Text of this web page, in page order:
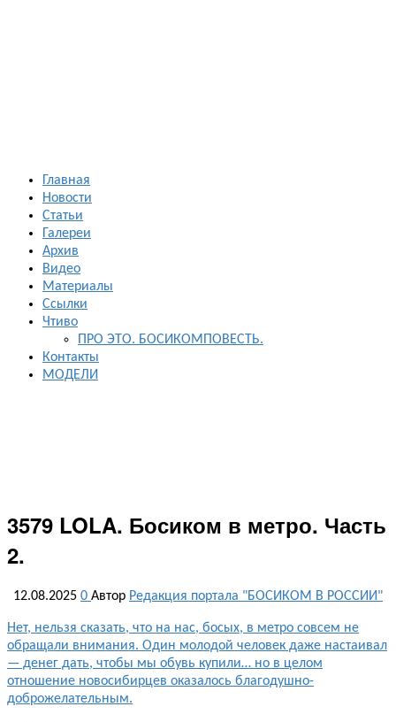
Главная
Новости
Статьи
Галереи
Архив
Видео
Материалы
Ссылки
Чтиво
ПРО ЭТО. БОСИКОМПОВЕСТЬ.
Контакты
МОДЕЛИ
3579 LOLA. Босиком в метро. Часть
2.
12.08.2025 0 Автор Редакция портала "БОСИКОМ В РОССИИ"
Нет, нельзя сказать, что на нас, босых, в метро совсем не
обращали внимания. Один молодой человек даже настаивал
— денег дать, чтобы мы обувь купили… но в целом
отношение новосибирцев оказалось благодушно-
доброжелательным.